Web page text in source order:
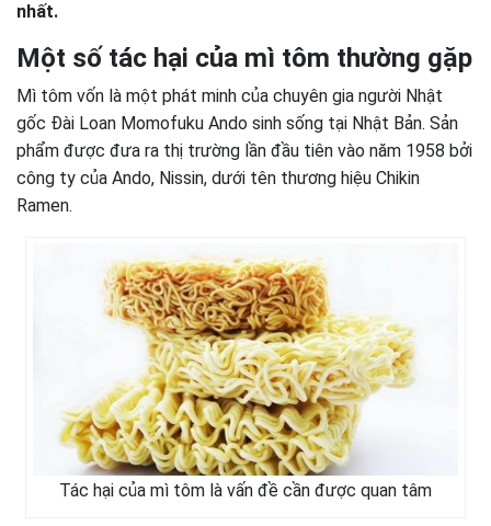
nhất.
Một số tác hại của mì tôm thường gặp
Mì tôm vốn là một phát minh của chuyên gia người Nhật
gốc Đài Loan Momofuku Ando sinh sống tại Nhật Bản. Sản
phẩm được đưa ra thị trường lần đầu tiên vào năm 1958 bởi
công ty của Ando, Nissin, dưới tên thương hiệu Chikin
Ramen.
Tác hại của mì tôm là vấn đề cần được quan tâm